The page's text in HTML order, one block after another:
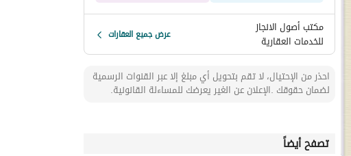
مكتب أصول الانجاز
للخدمات العقارية عرض جميع العقارات
احذر من الإحتيال، لا تقم بتحويل أي مبلغ إلا عبر القنوات الرسمية
لضمان حقوقك .الإعلان عن الغير يعرضك للمساءلة القانونية.
تصفح أيضاً